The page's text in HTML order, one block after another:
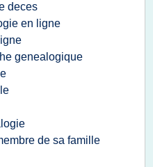
deces
en ligne
genealogique
de sa famille